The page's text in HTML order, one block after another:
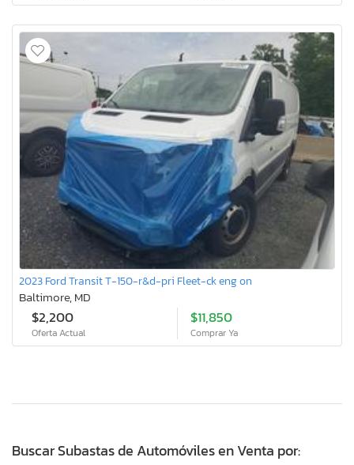
2023 Ford Transit T-150-r&d-pri Fleet-ck eng on
Baltimore, MD
$2,200
Oferta Actual
$11,850
Comprar Ya
Buscar Subastas de Automóviles en Venta por: